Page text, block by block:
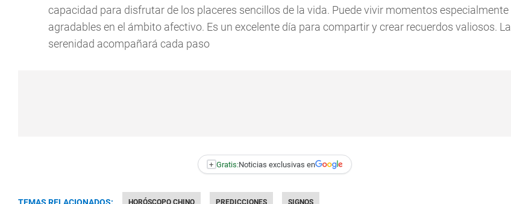
capacidad para disfrutar de los placeres sencillos de la vida. Puede vivir momentos especialmente
agradables en el ámbito afectivo. Es un excelente día para compartir y crear recuerdos valiosos. La
serenidad acompañará cada paso
+ Gratis:Noticias exclusivas en
HORÓSCOPO CHINO PREDICCIONES SIGNOS